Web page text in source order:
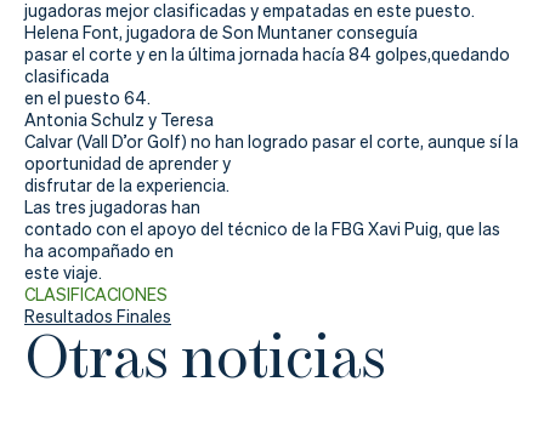
jugadoras mejor clasificadas y empatadas en este puesto.
Helena Font, jugadora de Son Muntaner conseguía
pasar el corte y en la última jornada hacía 84 golpes,quedando
clasificada
en el puesto 64.
Antonia Schulz y Teresa
Calvar (Vall D’or Golf) no han logrado pasar el corte, aunque sí la
oportunidad de aprender y
disfrutar de la experiencia.
Las tres jugadoras han
contado con el apoyo del técnico de la FBG Xavi Puig, que las
ha acompañado en
este viaje.
CLASIFICACIONES
Resultados Finales
Otras noticias